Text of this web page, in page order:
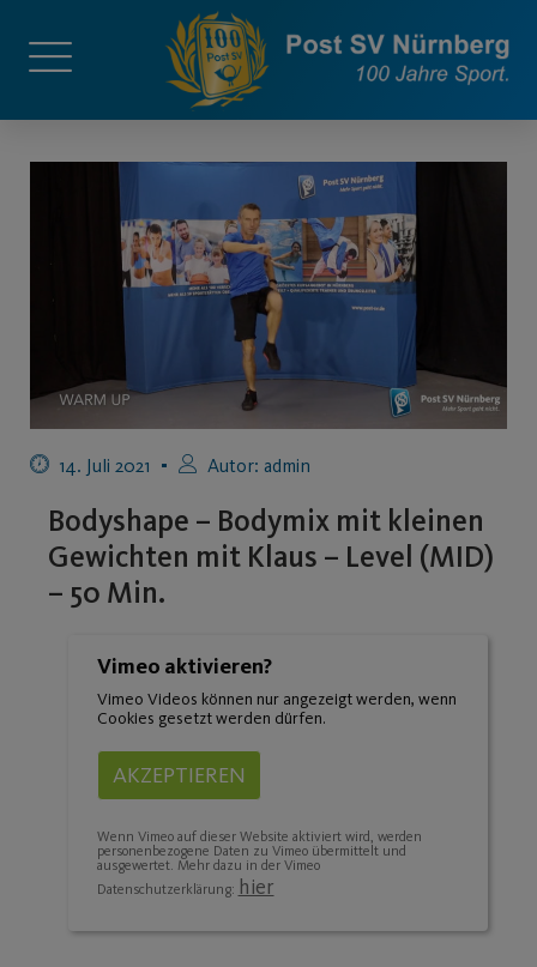
14. Juli 2021 Autor: admin
Bodyshape – Bodymix mit kleinen
Gewichten mit Klaus – Level (MID)
– 50 Min.
Vimeo aktivieren?
Vimeo Videos können nur angezeigt werden, wenn
Cookies gesetzt werden dürfen.
AKZEPTIEREN
Wenn Vimeo auf dieser Website aktiviert wird, werden
personenbezogene Daten zu Vimeo übermittelt und
ausgewertet. Mehr dazu in der Vimeo
Datenschutzerklärung: hier